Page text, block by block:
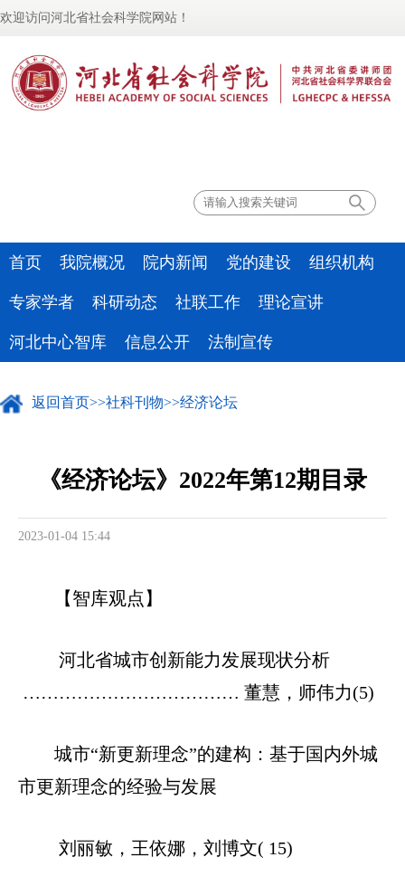
欢迎访问河北省社会科学院网站！
首页 我院概况 院内新闻 党的建设 组织机构
专家学者 科研动态 社联工作 理论宣讲
河北中心智库 信息公开 法制宣传
返回首页>>社科刊物>>经济论坛
《经济论坛》2022年第12期目录
2023-01-04 15:44
【智库观点】
河北省城市创新能力发展现状分析
……………………………… 董慧，师伟力(5)
城市“新更新理念”的建构：基于国内外城
市更新理念的经验与发展
刘丽敏，王依娜，刘博文( 15)